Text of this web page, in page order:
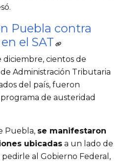
Puebla contra
el SAT
diciembre, cientos de
Administración Tributaria
del país, fueron
de austeridad
Puebla, se manifestaron
ubicadas a un lado de
pedirle al Gobierno Federal,